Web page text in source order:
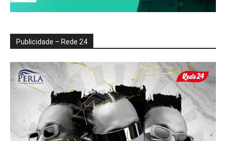
Publicidade – Rede 24